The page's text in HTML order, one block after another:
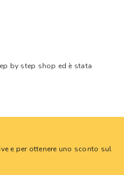
by step shop ed è stata
e per ottenere uno sconto sul